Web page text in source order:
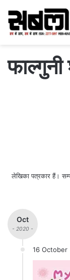
फाल्गुनी
लेखिका पत्रकार हैं।
Oct
- 2020 -
16 October